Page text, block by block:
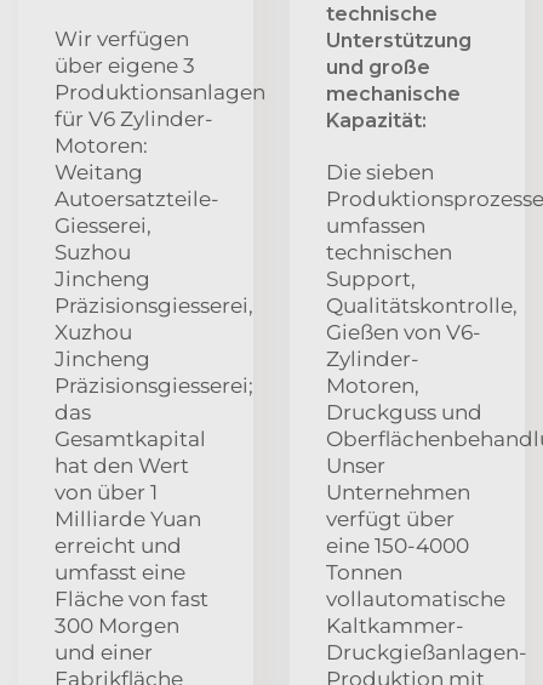
Wir verfügen
über eigene 3
Produktionsanlagen
für V6 Zylinder-
Motoren:
Weitang
Autoersatzteile-
Giesserei,
Suzhou
Jincheng
Präzisionsgiesserei,
Xuzhou
Jincheng
Präzisionsgiesserei;
das
Gesamtkapital
hat den Wert
von über 1
Milliarde Yuan
erreicht und
umfasst eine
Fläche von fast
300 Morgen
und einer
Fabrikfläche
technische
Unterstützung
und große
mechanische
Kapazität:
Die sieben
Produktionsprozesse
umfassen
technischen
Support,
Qualitätskontrolle,
Gießen von V6-
Zylinder-
Motoren,
Druckguss und
Unser
Unternehmen
verfügt über
eine 150-4000
Tonnen
vollautomatische
Kaltkammer-
Druckgießanlagen-
Produktion mit